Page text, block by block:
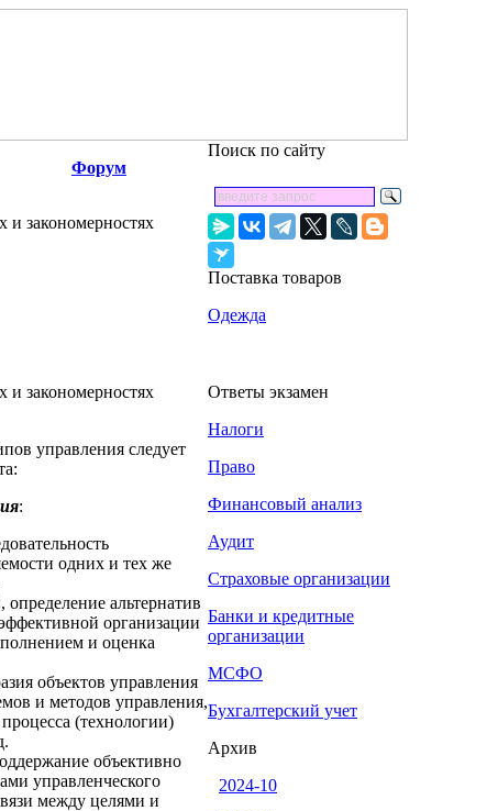
Форум
и закономерностях
и закономерностях
управления следует
:
одних и тех же
альтернатив
организации
и оценка
объектов управления
и методов управления,
(технологии)
объективно
управленческого
между целями и
Поиск по сайту
Поставка товаров
Одежда
Ответы экзамен
Налоги
Право
Финансовый анализ
Аудит
Страховые организации
Банки и кредитные
организации
МСФО
Бухгалтерский учет
Архив
2024-10